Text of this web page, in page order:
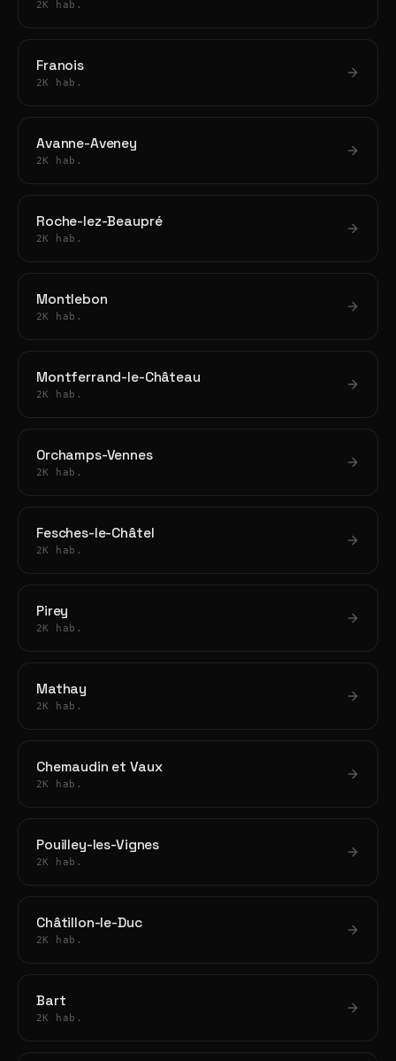
2K hab.
Franois
2K hab.
Avanne-Aveney
2K hab.
Roche-lez-Beaupré
2K hab.
Montlebon
2K hab.
Montferrand-le-Château
2K hab.
Orchamps-Vennes
2K hab.
Fesches-le-Châtel
2K hab.
Pirey
2K hab.
Mathay
2K hab.
Chemaudin et Vaux
2K hab.
Pouilley-les-Vignes
2K hab.
Châtillon-le-Duc
2K hab.
Bart
2K hab.